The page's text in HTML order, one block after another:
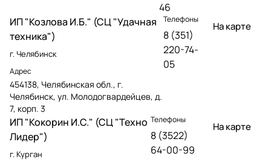
46
ИП "Козлова И.Б." (СЦ "Удачная
техника")
г. Челябинск
Адрес
454138, Челябинская обл., г.
Челябинск, ул. Молодогвардейцев, д.
7, корп. 3
Телефоны
8 (351)
220-74-
05
На карте
ИП "Кокорин И.С." (СЦ "Техно
Лидер")
г. Курган
Телефоны
8 (3522)
64-00-99
На карте